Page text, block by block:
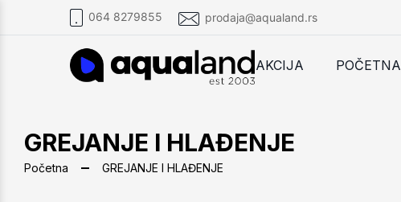
064 8279855 prodaja@aqualand.rs
AKCIJA POČETNA
GREJANJE I HLAĐENJE
Početna GREJANJE I HLAĐENJE